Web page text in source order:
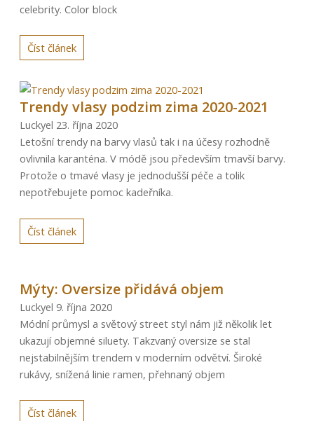
celebrity. Color block
Číst článek
Trendy vlasy podzim zima 2020-2021
Luckyel 23. října 2020
Letošní trendy na barvy vlasů tak i na účesy rozhodně
ovlivnila karanténa. V módě jsou především tmavší barvy.
Protože o tmavé vlasy je jednodušší péče a tolik
nepotřebujete pomoc kadeřníka.
Číst článek
Mýty: Oversize přidává objem
Luckyel 9. října 2020
Módní průmysl a světový street styl nám již několik let
ukazují objemné siluety. Takzvaný oversize se stal
nejstabilnějším trendem v moderním odvětví. Široké
rukávy, snížená linie ramen, přehnaný objem
Číst článek